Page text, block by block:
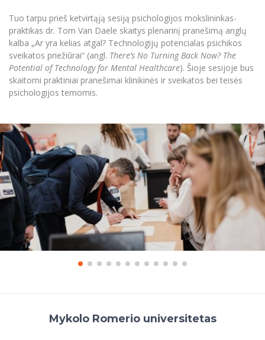
Tuo tarpu prieš ketvirtąją sesiją psichologijos mokslininkas-
praktikas dr. Tom Van Daele skaitys plenarinį pranešimą anglų
kalba „Ar yra kelias atgal? Technologijų potencialas psichikos
sveikatos priežiūrai“ (angl. There’s No Turning Back Now? The
Potential of Technology for Mental Healthcare). Šioje sesijoje bus
skaitomi praktiniai pranešimai klinikinės ir sveikatos bei teisės
psichologijos temomis.
Mykolo Romerio universitetas